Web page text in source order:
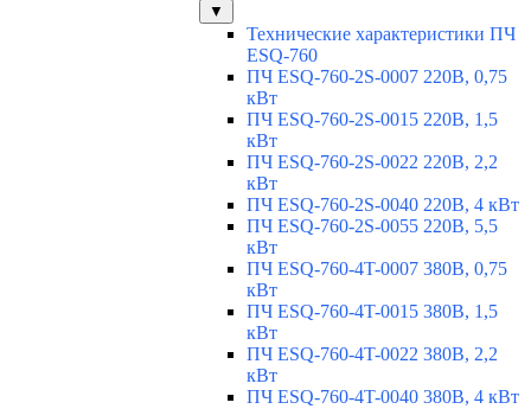
▼
Технические характеристики ПЧ
ESQ-760
ПЧ ESQ-760-2S-0007 220В, 0,75
кВт
ПЧ ESQ-760-2S-0015 220В, 1,5
кВт
ПЧ ESQ-760-2S-0022 220В, 2,2
кВт
ПЧ ESQ-760-2S-0040 220В, 4 кВт
ПЧ ESQ-760-2S-0055 220В, 5,5
кВт
ПЧ ESQ-760-4T-0007 380В, 0,75
кВт
ПЧ ESQ-760-4T-0015 380В, 1,5
кВт
ПЧ ESQ-760-4T-0022 380В, 2,2
кВт
ПЧ ESQ-760-4T-0040 380В, 4 кВт